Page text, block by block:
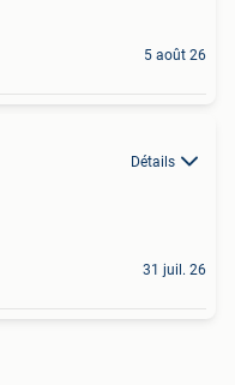
5 août 26
Détails
31 juil. 26